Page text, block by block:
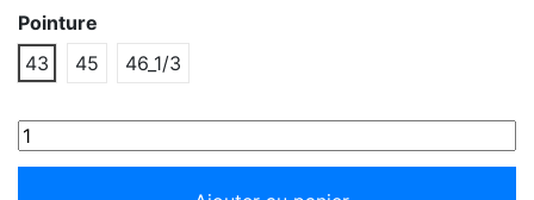
Pointure
43
45 46_1/3